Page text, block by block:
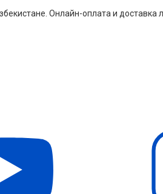
Онлайн-оплата и доставка